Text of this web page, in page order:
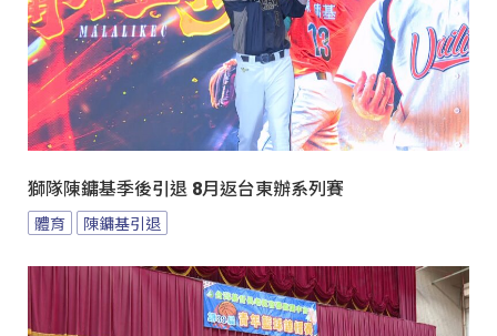
獅隊陳鏞基季後引退 8月返台東辦系列賽
體育 陳鏞基引退